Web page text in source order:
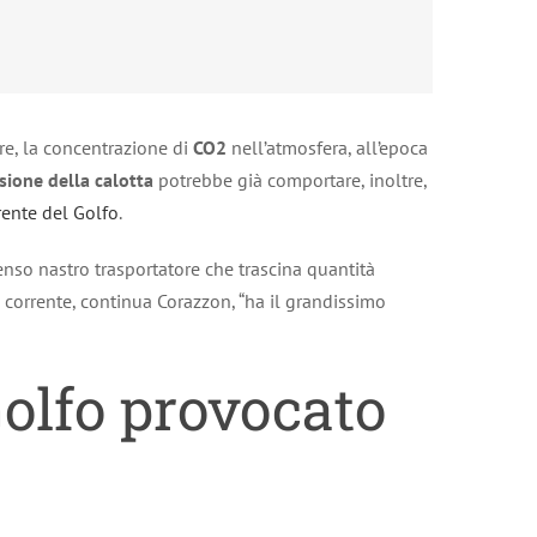
la concentrazione di CO2 nell’atmosfera, all’epoca
della calotta potrebbe già comportare, inoltre,
del Golfo.
nastro trasportatore che trascina quantità
continua Corazzon, “ha il grandissimo
provocato